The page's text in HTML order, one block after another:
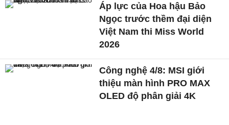
Áp lực của Hoa hậu Bảo
Ngọc trước thềm đại diện
Việt Nam thi Miss World
2026
Công nghệ 4/8: MSI giới
thiệu màn hình PRO MAX
OLED độ phân giải 4K